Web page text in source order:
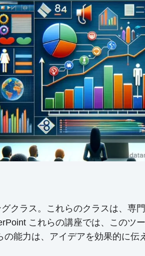
クラス。これらのクラスは、専
これらの講座では、このツ
能力は、アイデアを効果的に